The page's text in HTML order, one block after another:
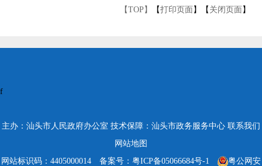
【TOP】 【打印页面 】【 关闭页面 】
主办：汕头市人民政府办公室 技术保障：汕头市政务服务中心 联系我们
网站地图
网站标识码：4405000014
备案号：粤ICP备05066684号-1 粤公网安
f